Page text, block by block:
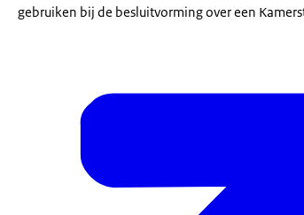
gebruiken bij de besluitvorming over een